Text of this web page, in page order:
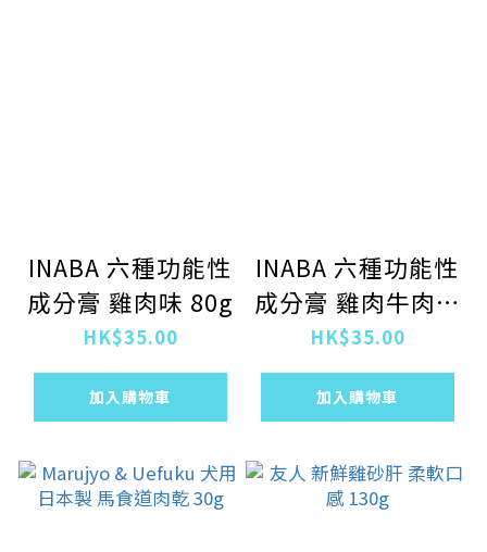
INABA 六種功能性
成分膏 雞肉味 80g
HK$35.00
加入購物車
INABA 六種功能性
成分膏 雞肉牛肉味
80g
HK$35.00
加入購物車